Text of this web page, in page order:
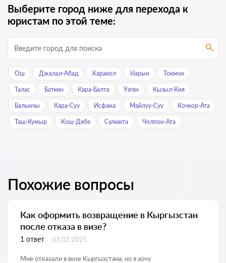
Выберите город ниже для перехода к
юристам по этой теме:
Ош Джалал-Абад Каракол Нарын Токмок
Талас Баткен Кара-Балта Узген Кызыл-Кия
Балыкчы Кара-Суу Исфана Майлуу-Суу Кочкор-Ата
Таш-Кумыр Кош-Дебе Сулюкта Чолпон-Ата
Похожие вопросы
Как оформить возвращение в Кыргызстан
после отказа в визе?
1 ответ 03.02.2025
Мне отказали в визе Кыргызстана, но я хочу